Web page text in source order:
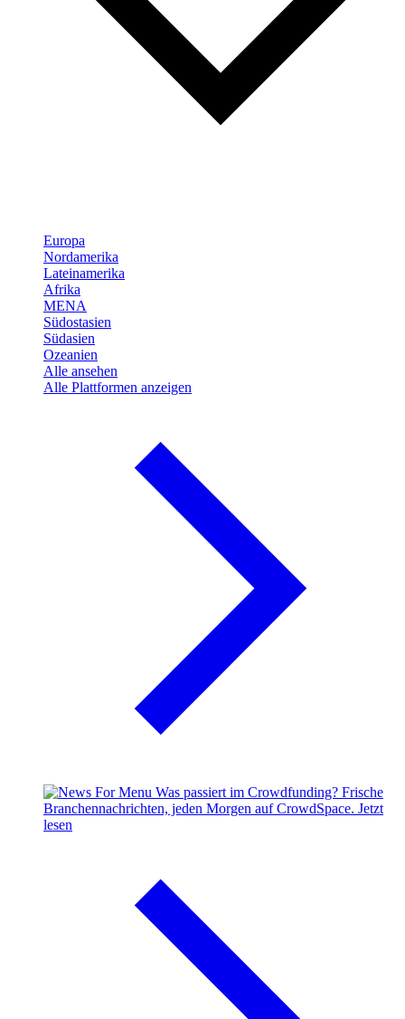
Europa
Nordamerika
Lateinamerika
Afrika
MENA
Südostasien
Südasien
Ozeanien
Alle ansehen
Alle Plattformen anzeigen
Was passiert im Crowdfunding? Frische
Branchennachrichten, jeden Morgen auf CrowdSpace. Jetzt
lesen